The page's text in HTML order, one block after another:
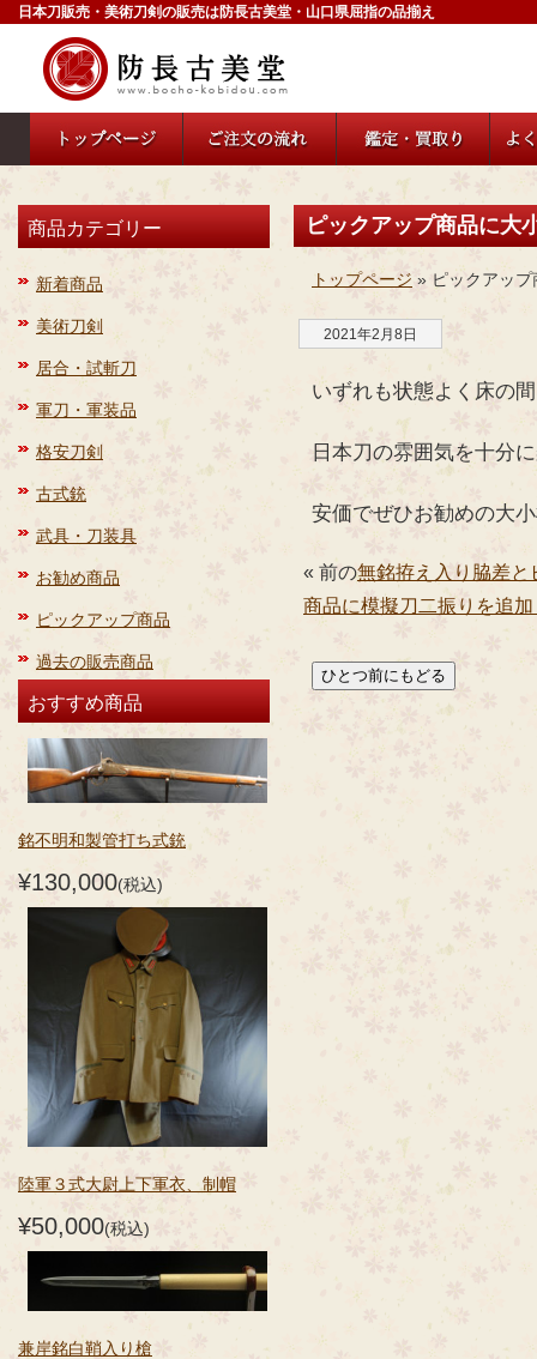
日本刀販売・美術刀剣の販売は防長古美堂・山口県屈指の品揃え
商品カテゴリー
新着商品
美術刀剣
居合・試斬刀
軍刀・軍装品
格安刀剣
古式銃
武具・刀装具
お勧め商品
ピックアップ商品
過去の販売商品
おすすめ商品
銘不明和製管打ち式銃
¥130,000(税込)
陸軍３式大尉上下軍衣、制帽
¥50,000(税込)
兼岸銘白鞘入り槍
ピックアップ商品に大
トップページ » ピックアッ
2021年2月8日
いずれも状態よく床の
日本刀の雰囲気を十分
安価でぜひお勧めの大
« 前の無銘拵え入り脇差と
商品に模擬刀二振りを追